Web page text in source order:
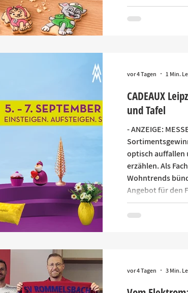
Kaufanlässe
Familienzeit und
CADEAUX
und Tafel
- ANZEIGE:
optisch auffallen
erzählen. Als
Wohntrends
Angebot für den
Kochen,
entdecken und
vor 4 Tagen 1 Min.
vor 4 Tagen 3 Min.